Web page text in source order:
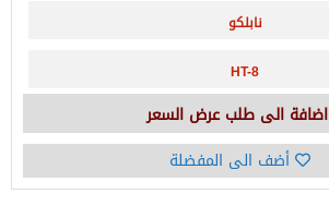
نابلكو
HT-8
اضافة الى طلب عرض السعر
أضف الى المفضلة